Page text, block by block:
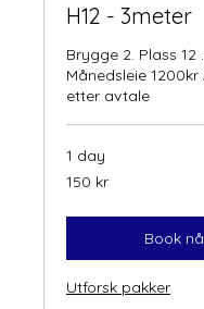
H12 - 3meter
Brygge 2. Plass 12
Månedsleie 1200kr
etter avtale
1 day
150
norske
150 kr
Book nå
Utforsk pakker